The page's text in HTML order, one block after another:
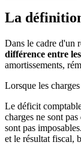
La
Dans le cadre d'un
différence entre
amortissements,
Lorsque les
Le déficit
charges ne sont
sont pas
et le résultat fiscal,